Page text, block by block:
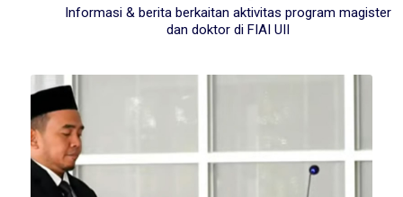
Informasi & berita berkaitan aktivitas program magister
dan doktor di FIAI UII